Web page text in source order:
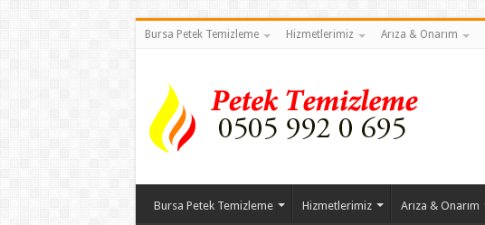
Bursa Petek Temizleme Hizmetlerimiz Arıza & Onarım
Bursa Petek Temizleme Hizmetlerimiz Arıza & Onarım